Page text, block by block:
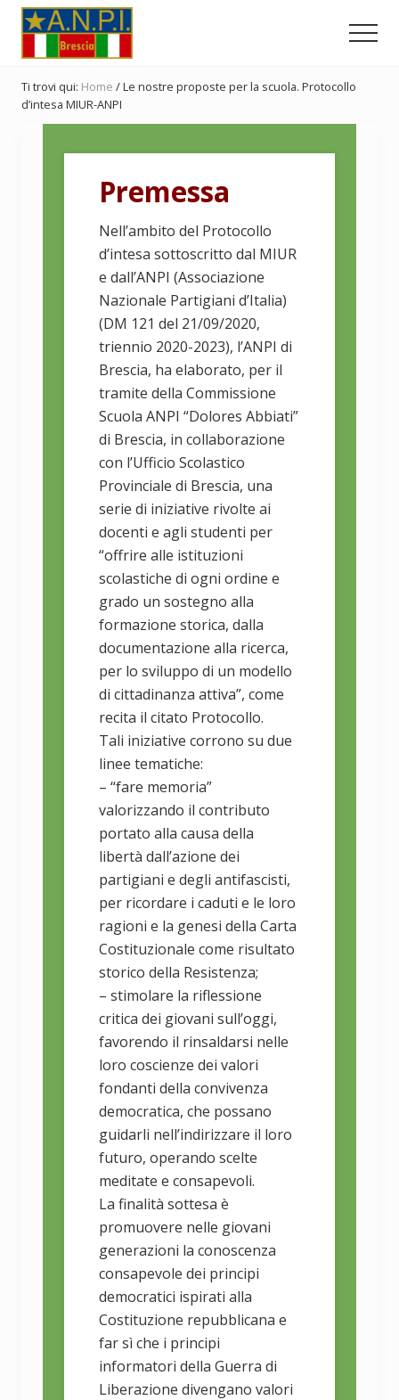
Menu
Passa
contenuto
principale
Passa
alla
barra
laterale
primaria
Passa
pagina
Provinciale
dell'ANPI
Ti trovi qui: Home /Le nostre proposte per la scuola. Protocollo
d’intesa MIUR-ANPI
Premessa
Nell’ambito del Protocollo
d’intesa sottoscritto dal MIUR
e dall’ANPI (Associazione
Nazionale Partigiani d’Italia)
(DM 121 del 21/09/2020,
triennio 2020-2023), l’ANPI di
Brescia, ha elaborato, per il
tramite della Commissione
Scuola ANPI “Dolores Abbiati”
di Brescia, in collaborazione
con l’Ufficio Scolastico
Provinciale di Brescia, una
serie di iniziative rivolte ai
docenti e agli studenti per
“offrire alle istituzioni
scolastiche di ogni ordine e
grado un sostegno alla
formazione storica, dalla
documentazione alla ricerca,
per lo sviluppo di un modello
di cittadinanza attiva”, come
recita il citato Protocollo.
Tali iniziative corrono su due
linee tematiche:
– “fare memoria”
valorizzando il contributo
portato alla causa della
libertà dall’azione dei
partigiani e degli antifascisti,
per ricordare i caduti e le loro
ragioni e la genesi della Carta
Costituzionale come risultato
storico della Resistenza;
– stimolare la riflessione
critica dei giovani sull’oggi,
favorendo il rinsaldarsi nelle
loro coscienze dei valori
fondanti della convivenza
democratica, che possano
guidarli nell’indirizzare il loro
futuro, operando scelte
meditate e consapevoli.
La finalità sottesa è
promuovere nelle giovani
generazioni la conoscenza
consapevole dei principi
democratici ispirati alla
Costituzione repubblicana e
far sì che i principi
informatori della Guerra di
Liberazione divengano valori